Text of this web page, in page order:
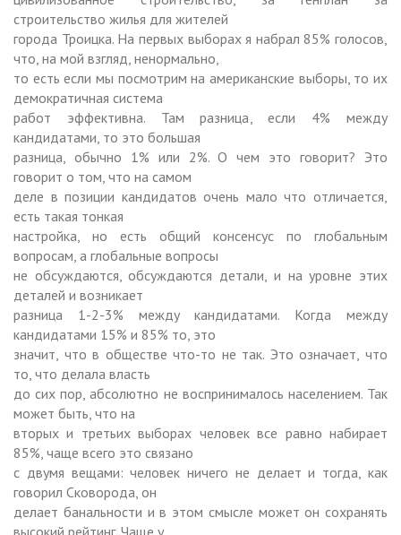
строительство жилья для жителей
города Троицка. На первых выборах я набрал 85% голосов,
что, на мой взгляд, ненормально,
то есть если мы посмотрим на американские выборы, то их
демократичная система
работ эффективна. Там разница, если 4% между
кандидатами, то это большая
разница, обычно 1% или 2%. О чем это говорит? Это
говорит о том, что на самом
деле в позиции кандидатов очень мало что отличается,
есть такая тонкая
настройка, но есть общий консенсус по глобальным
вопросам, а глобальные вопросы
не обсуждаются, обсуждаются детали, и на уровне этих
деталей и возникает
разница 1-2-3% между кандидатами. Когда между
кандидатами 15% и 85% то, это
значит, что в обществе что-то не так. Это означает, что
то, что делала власть
до сих пор, абсолютно не воспринималось населением. Так
может быть, что на
вторых и третьих выборах человек все равно набирает
85%, чаще всего это связано
с двумя вещами: человек ничего не делает и тогда, как
говорил Сковорода, он
делает банальности и в этом смысле может он сохранять
высокий рейтинг. Чаще у